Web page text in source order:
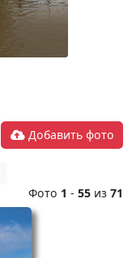
Добавить фото
Фото 1 -55 из71